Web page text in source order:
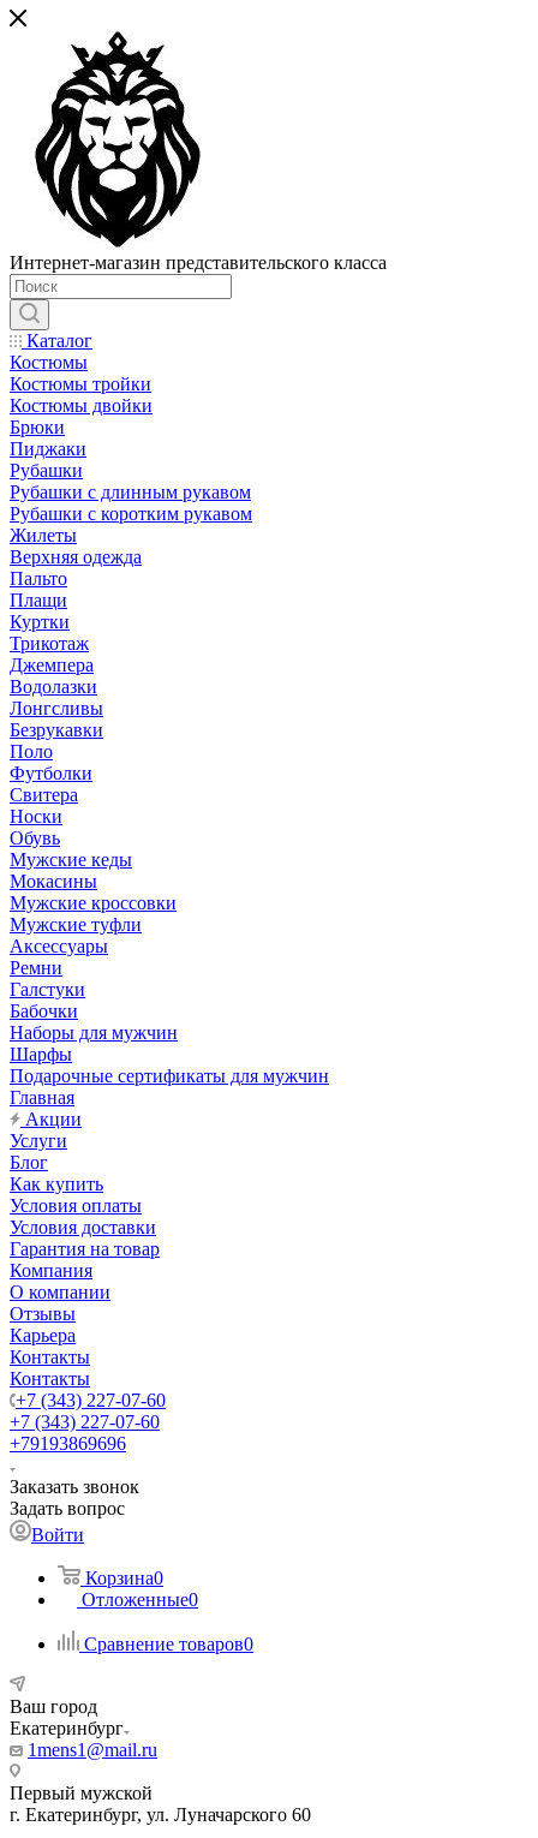
Интернет-магазин представительского класса
Каталог
Костюмы
Костюмы тройки
Костюмы двойки
Брюки
Пиджаки
Рубашки
Рубашки с длинным рукавом
Рубашки с коротким рукавом
Жилеты
Верхняя одежда
Пальто
Плащи
Куртки
Трикотаж
Джемпера
Водолазки
Лонгсливы
Безрукавки
Поло
Футболки
Свитера
Носки
Обувь
Мужские кеды
Мокасины
Мужские кроссовки
Мужские туфли
Аксессуары
Ремни
Галстуки
Бабочки
Наборы для мужчин
Шарфы
Подарочные сертификаты для мужчин
Главная
Акции
Услуги
Блог
Как купить
Условия оплаты
Условия доставки
Гарантия на товар
Компания
О компании
Отзывы
Карьера
Контакты
Контакты
+7 (343) 227-07-60
+7 (343) 227-07-60
+79193869696
Заказать звонок
Задать вопрос
Войти
Корзина0
Отложенные0
Сравнение товаров0
Ваш город
Екатеринбург
1mens1@mail.ru
Первый мужской
г. Екатеринбург, ул. Луначарского 60